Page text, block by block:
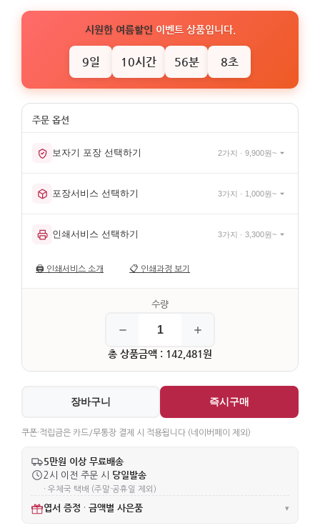
시원한 여름할인 이벤트 상품입니다.
9일 10시간 56분 8초
보자기 포장 선택하기 2가지 · 9,900원~
포장서비스 선택하기 3가지 · 1,000원~
인쇄서비스 선택하기 3가지 · 3,300원~
🖨️ 인쇄서비스 소개 📋 인쇄과정 보기
총 상품금액 : 142,481원
장바구니 즉시구매
쿠폰·적립금은 카드/무통장 결제 시 적용됩니다 (네이버페이 제외)
5만원 이상 무료배송
2시 이전 주문 시 당일발송
· 우체국 택배 (주말·공휴일 제외)
엽서 증정 · 금액별 사은품 ▾